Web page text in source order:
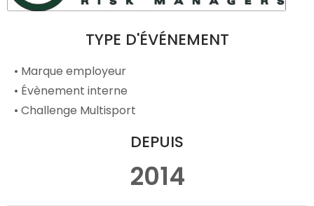
TYPE D'ÉVÉNEMENT
• Marque employeur
• Évènement interne
• Challenge Multisport
DEPUIS
2014